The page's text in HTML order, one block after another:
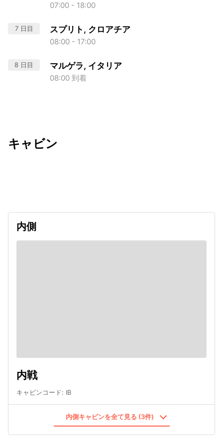
07:00 - 18:00
7 日目 スプリト, クロアチア
08:00 - 17:00
8 日目 マルゲラ, イタリア
08:00 到着
キャビン
内側
内戦
キャビンコード: IB
内側キャビンを全て見る (3件)